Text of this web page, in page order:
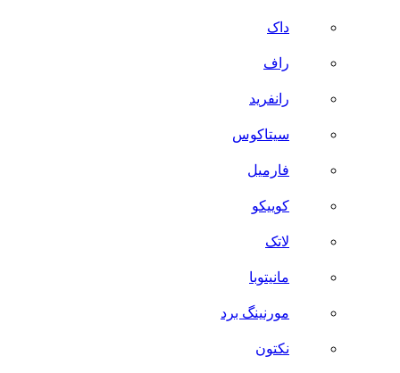
داک
راف
رانفرید
سیتاکوس
فارمیل
کوییکو
لاتک
مانیتوبا
مورنینگ برد
نکتون